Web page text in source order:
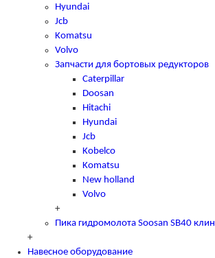
Hyundai
Jcb
Komatsu
Volvo
Запчасти для бортовых редукторов
Caterpillar
Doosan
Hitachi
Hyundai
Jcb
Kobelco
Komatsu
New holland
Volvo
+
Пика гидромолота Soosan SB40 клин
+
Навесное оборудование